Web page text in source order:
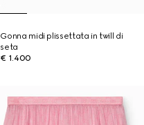
Gonna midi plissettata in twill di
seta
€ 1.400